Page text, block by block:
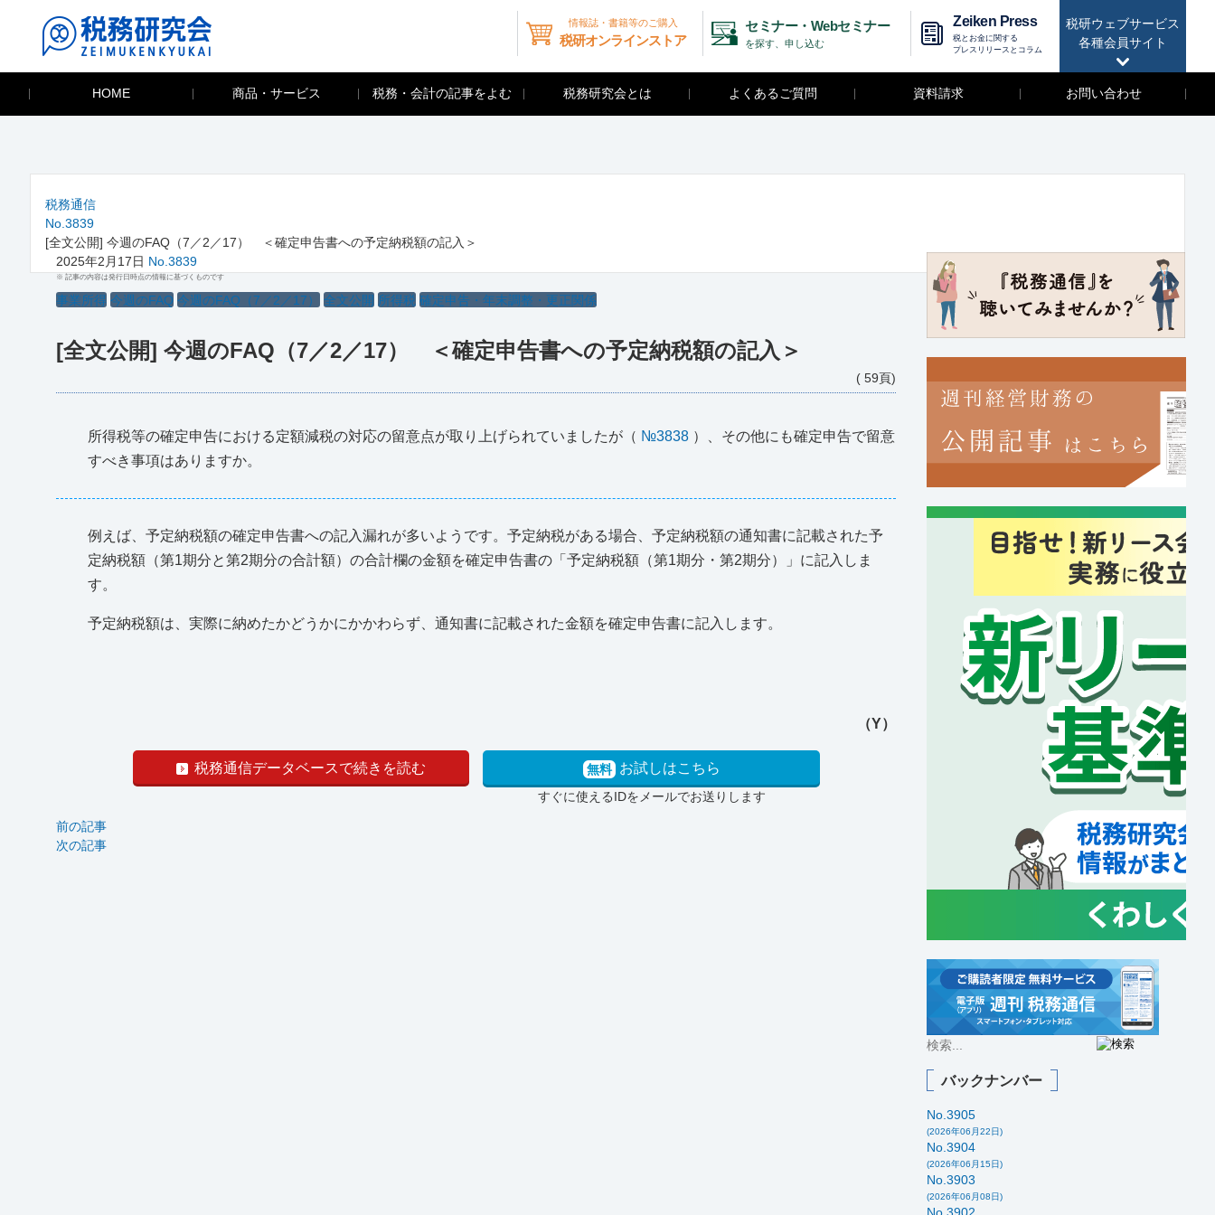
税研ウェブサービス
各種会員サイト
情報誌・書籍等のご購入
税研オンラインストア
セミナー・Webセミナー
を探す、申し込む
Zeiken Press
税とお金に関する
プレスリリースとコラム
HOME 商品・サービス 税務・会計の記事をよむ 税務研究会とは よくあるご質問 資料請求 お問い合わせ
税務通信
No.3839
[全文公開] 今週のFAQ（7／2／17） ＜確定申告書への予定納税額の記入＞
2025年2月17日 No.3839
※ 記事の内容は発行日時点の情報に基づくものです
事業所得 今週のFAQ 今週のFAQ（7／2／17） 全文公開 所得税 確定申告・年末調整・更正関係
[全文公開] 今週のFAQ（7／2／17） ＜確定申告書への予定納税額の記入＞
( 59頁)
所得税等の確定申告における定額減税の対応の留意点が取り上げられていましたが（ №3838 ）、その他にも確定申告で留意
すべき事項はありますか。
例えば、予定納税額の確定申告書への記入漏れが多いようです。予定納税がある場合、予定納税額の通知書に記載された予
定納税額（第1期分と第2期分の合計額）の合計欄の金額を確定申告書の「予定納税額（第1期分・第2期分）」に記入しま
す。
予定納税額は、実際に納めたかどうかにかかわらず、通知書に記載された金額を確定申告書に記入します。
（Y）
税務通信データベースで続きを読む 無料 お試しはこちら
すぐに使えるIDをメールでお送りします
前の記事
次の記事
バックナンバー
No.3905
(2026年06月22日)
No.3904
(2026年06月15日)
No.3903
(2026年06月08日)